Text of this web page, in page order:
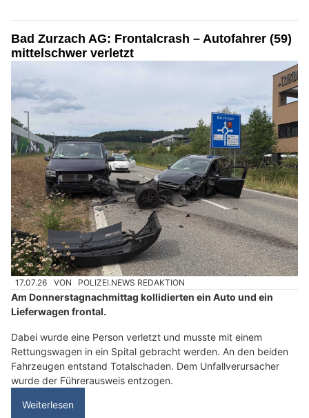
Bad Zurzach AG: Frontalcrash – Autofahrer (59)
mittelschwer verletzt
17.07.26 VON POLIZEI.NEWS REDAKTION
Am Donnerstagnachmittag kollidierten ein Auto und ein
Lieferwagen frontal.
Dabei wurde eine Person verletzt und musste mit einem
Rettungswagen in ein Spital gebracht werden. An den beiden
Fahrzeugen entstand Totalschaden. Dem Unfallverursacher
wurde der Führerausweis entzogen.
Weiterlesen